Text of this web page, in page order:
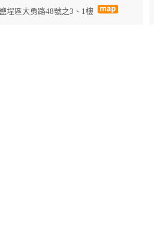
埕區大勇路48號之3、1樓